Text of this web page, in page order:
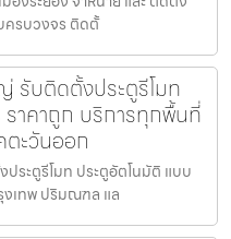
ครบวงจร ติดตั้
รับติดตั้งประตูรีโมท
าคาถูก บริการทุกพื้นที่
ะวันออก
ระตูรีโมท ประตูอัตโนมัติ แบบ
งเทพ ปริมณฑล แล